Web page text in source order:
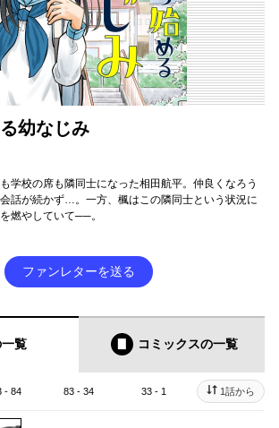
幼なじみ
学校の席も隣同士になった相田航平。仲良くなろう
話が続かず…。一方、楓はこの隣同士という状況に
燃やしていて──。
ファンレターを送る
覧 コミックスの一覧
- 84 83 - 34 33 - 1 1話から